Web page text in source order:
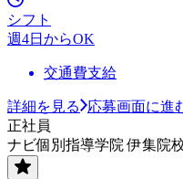
シフト
週4日からOK
交通費支給
詳細を見る
応募画面に進
正社員
ナビ個別指導学院 伊集院